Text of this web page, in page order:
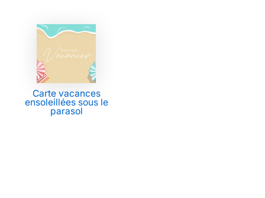
Carte vacances
ensoleillées sous le
parasol